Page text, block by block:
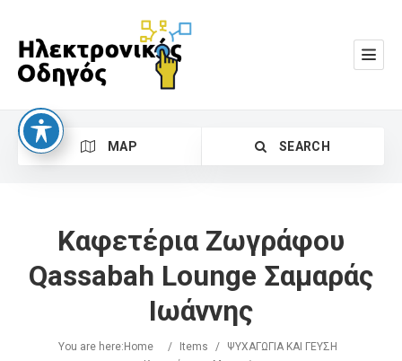
MAP SEARCH
Search
Καφετέρια Ζωγράφου
Qassabah Lounge Σαμαράς
Ιωάννης
You are here: Home / Items /
ΨΥΧΑΓΩΓΙΑ ΚΑΙ ΓΕΥΣΗ